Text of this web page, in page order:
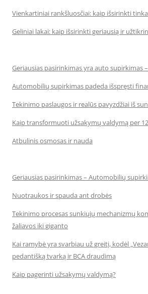
Vienkartiniai rankšluosčiai: kaip išsirinkti
Geliniai lakai: kaip išsirinkti geriausią ir
Geriausias pasirinkimas yra auto supirkimas
Automobilių supirkimas padeda išspręsti
Tekinimo paslaugos ir realūs pavyzdžiai iš
Kaip transformuoti užsakymų valdymą per
Atbulinis osmosas ir nauda
Geriausias pasirinkimas – Automobilių
Nuotraukos ir spauda ant drobės
Tekinimo procesas sunkiųjų mechanizmų
žaliavos iki giganto
Kai ramybė yra svarbiau už greitį, kodėl
pedantišką tvarką ir BCA draudimą
Kaip pagerinti užsakymų valdymą?